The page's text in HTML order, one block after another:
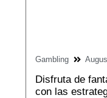
Gambling
Disfruta de
con las